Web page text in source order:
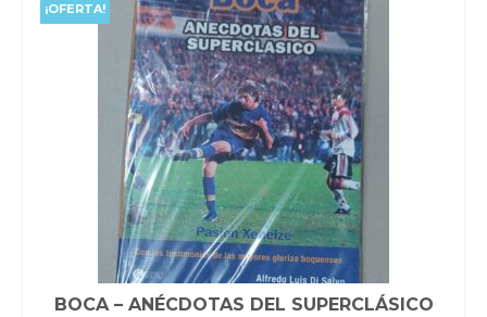
¡OFERTA!
BOCA – ANÉCDOTAS DEL SUPERCLÁSICO